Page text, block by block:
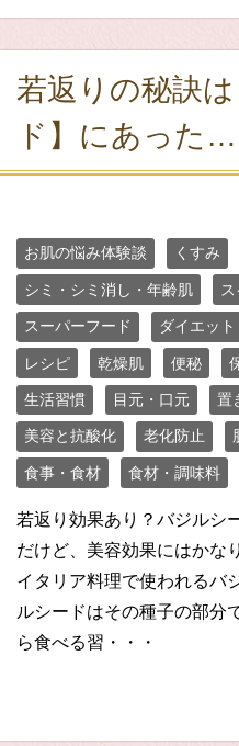
若返りの秘訣
ド】にあった…
お肌の悩み体験談 くすみ
シミ・シミ消し・年齢肌
スーパーフード ダイエット
レシピ 乾燥肌 便秘
生活習慣 目元・口元 置
美容と抗酸化 老化防止
食事・食材 食材・調味料
若返り効果あり？バジルシ
だけど、美容効果にはかな
イタリア料理で使われるバ
ルシードはその種子の部分
ら食べる習・・・